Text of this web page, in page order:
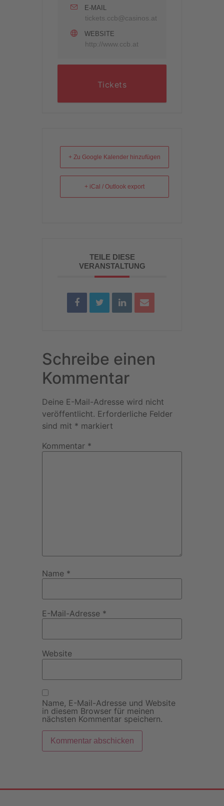
E-MAIL
tickets.ccb@casinos.at
WEBSITE
http://www.ccb.at
Tickets
+ Zu Google Kalender hinzufügen
+ iCal / Outlook export
TEILE DIESE
VERANSTALTUNG
Schreibe einen
Kommentar
Deine E-Mail-Adresse wird nicht
veröffentlicht. Erforderliche Felder
sind mit * markiert
Kommentar *
Name *
E-Mail-Adresse *
Website
Name, E-Mail-Adresse und Website
in diesem Browser für meinen
nächsten Kommentar speichern.